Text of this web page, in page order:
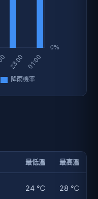
最低溫 最高溫
24 ℃ 28 ℃